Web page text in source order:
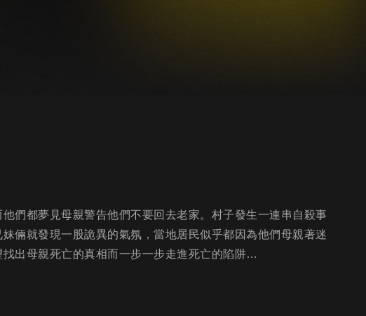
們都夢見母親警告他們不要回去老家。村子發生一連串自殺事
倆就發現一股詭異的氣氛，當地居民似乎都因為他們母親著迷
出母親死亡的真相而一步一步走進死亡的陷阱…